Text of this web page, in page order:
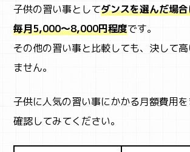
子供の習い事としてダンスを選んだ場
毎月5,000～8,000円程度です。
その他の習い事と比較しても、決して
ません。
子供に人気の習い事にかかる月額費用を
確認してみてください。